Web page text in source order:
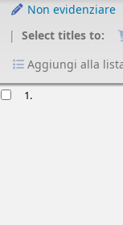
Non evidenziare
Select titles to:
Aggiungi alla
1.